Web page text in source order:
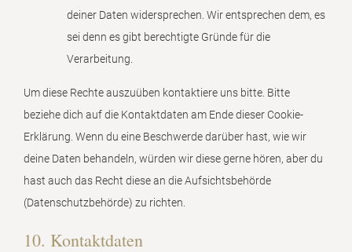
deiner Daten widersprechen. Wir entsprechen dem, es
sei denn es gibt berechtigte Gründe für die
Verarbeitung.
Um diese Rechte auszuüben kontaktiere uns bitte. Bitte
beziehe dich auf die Kontaktdaten am Ende dieser Cookie-
Erklärung. Wenn du eine Beschwerde darüber hast, wie wir
deine Daten behandeln, würden wir diese gerne hören, aber du
hast auch das Recht diese an die Aufsichtsbehörde
(Datenschutzbehörde) zu richten.
10. Kontaktdaten